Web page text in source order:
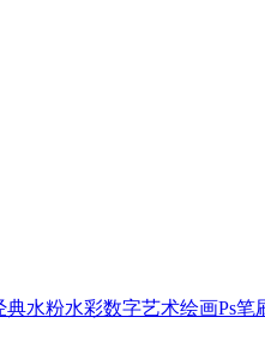
典水粉水彩数字艺术绘画Ps笔